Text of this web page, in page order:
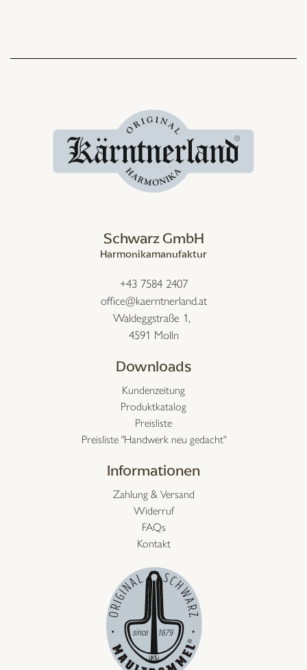
Schwarz GmbH
Harmonikamanufaktur
+43 7584 2407
office@kaerntnerland.at
Waldeggstraße 1,
4591 Molln
Downloads
Kundenzeitung
Produktkatalog
Preisliste
Preisliste "Handwerk neu gedacht"
Informationen
Zahlung & Versand
Widerruf
FAQs
Kontakt